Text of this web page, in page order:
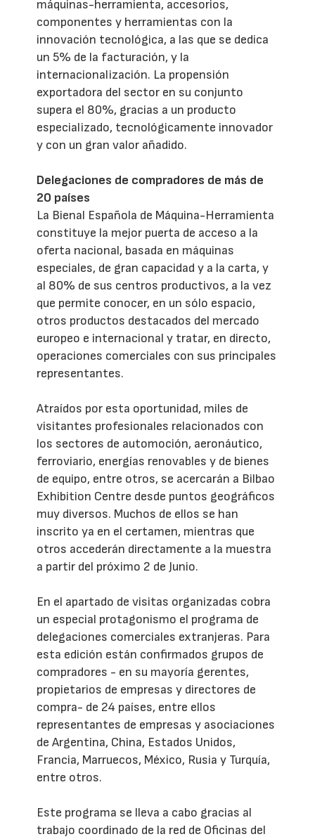
máquinas-herramienta, accesorios,
componentes y herramientas con la
innovación tecnológica, a las que se dedica
un 5% de la facturación, y la
internacionalización. La propensión
exportadora del sector en su conjunto
supera el 80%, gracias a un producto
especializado, tecnológicamente innovador
y con un gran valor añadido.
Delegaciones de compradores de más de
20 países
La Bienal Española de Máquina-Herramienta
constituye la mejor puerta de acceso a la
oferta nacional, basada en máquinas
especiales, de gran capacidad y a la carta, y
al 80% de sus centros productivos, a la vez
que permite conocer, en un sólo espacio,
otros productos destacados del mercado
europeo e internacional y tratar, en directo,
operaciones comerciales con sus principales
representantes.
Atraídos por esta oportunidad, miles de
visitantes profesionales relacionados con
los sectores de automoción, aeronáutico,
ferroviario, energías renovables y de bienes
de equipo, entre otros, se acercarán a Bilbao
Exhibition Centre desde puntos geográficos
muy diversos. Muchos de ellos se han
inscrito ya en el certamen, mientras que
otros accederán directamente a la muestra
a partir del próximo 2 de Junio.
En el apartado de visitas organizadas cobra
un especial protagonismo el programa de
delegaciones comerciales extranjeras. Para
esta edición están confirmados grupos de
compradores - en su mayoría gerentes,
propietarios de empresas y directores de
compra- de 24 países, entre ellos
representantes de empresas y asociaciones
de Argentina, China, Estados Unidos,
Francia, Marruecos, México, Rusia y Turquía,
entre otros.
Este programa se lleva a cabo gracias al
trabajo coordinado de la red de Oficinas del